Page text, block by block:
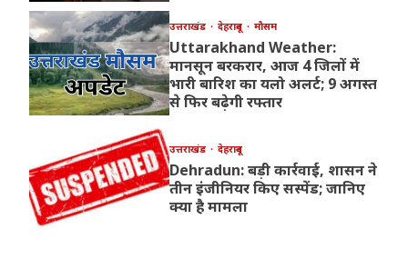
उत्तराखंड देहरादून मौसम
Uttarakhand Weather:
मानसून बरकरार, आज 4 जिलों में
भारी बारिश का यलो अलर्ट; 9 अगस्त
से फिर बढ़ेगी रफ्तार
उत्तराखंड देहरादून
Dehradun: बड़ी कार्रवाई, शासन ने
तीन इंजीनियर किए सस्पेंड; जानिए
क्या है मामला